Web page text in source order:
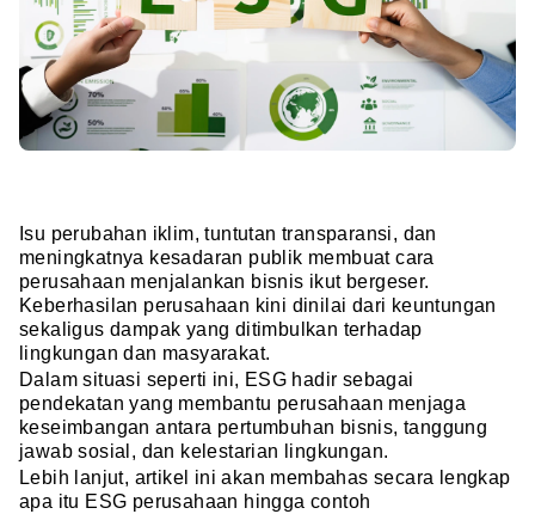
Isu perubahan iklim, tuntutan transparansi, dan
meningkatnya kesadaran publik membuat cara
perusahaan menjalankan bisnis ikut bergeser.
Keberhasilan perusahaan kini dinilai dari keuntungan
sekaligus dampak yang ditimbulkan terhadap
lingkungan dan masyarakat.
Dalam situasi seperti ini, ESG hadir sebagai
pendekatan yang membantu perusahaan menjaga
keseimbangan antara pertumbuhan bisnis, tanggung
jawab sosial, dan kelestarian lingkungan.
Lebih lanjut, artikel ini akan membahas secara lengkap
apa itu ESG perusahaan hingga contoh